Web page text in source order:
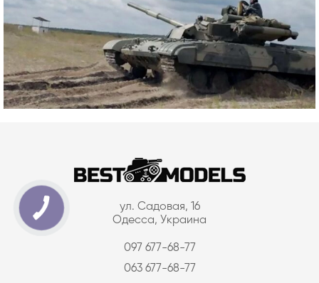
ул. Садовая, 16
Одесса, Украина
097 677-68-77
063 677-68-77